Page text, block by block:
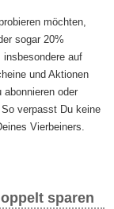
möchten,
sogar 20%
auf
und Aktionen
oder
verpasst Du keine
Vierbeiners.
sparen